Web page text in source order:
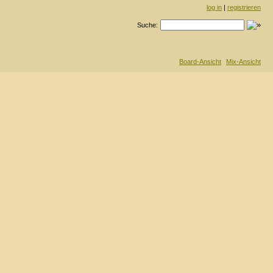
log in | registrieren
Suche:
Board-Ansicht Mix-Ansicht